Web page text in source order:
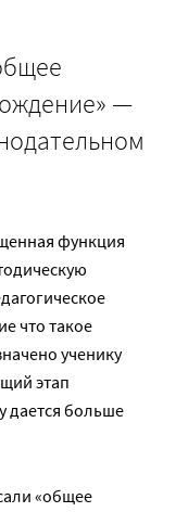
—
функция
что такое
ученику
этап
дается больше
«общее